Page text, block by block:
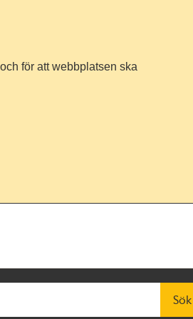
för att webbplatsen ska
Sök